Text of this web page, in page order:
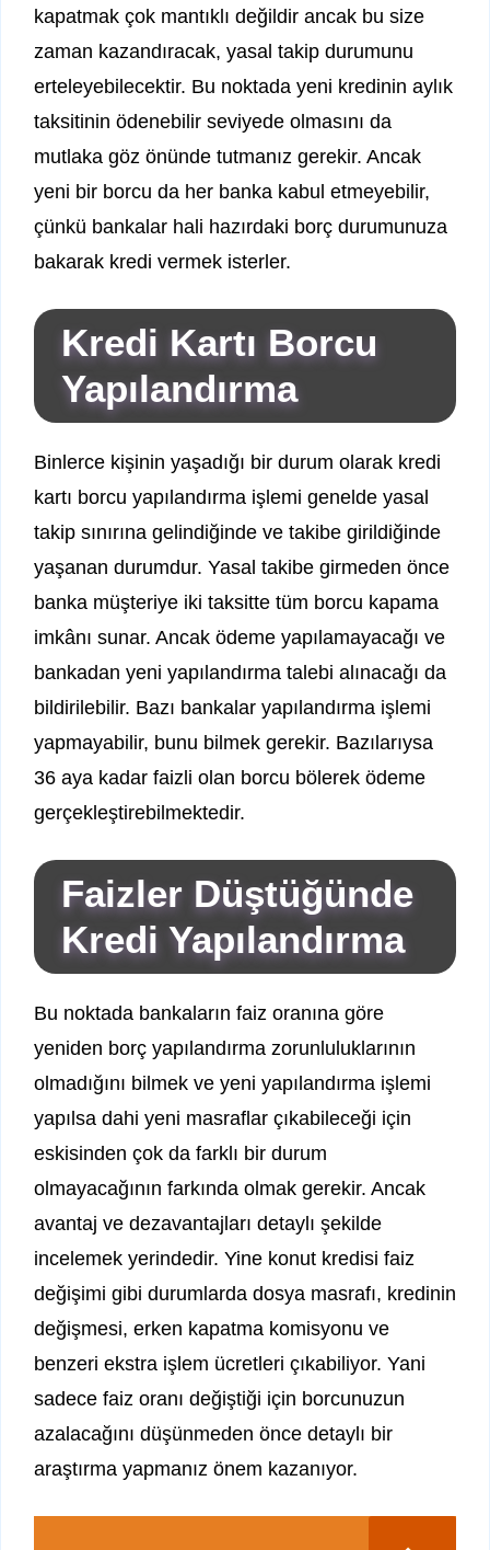
kapatmak çok mantıklı değildir ancak bu size
zaman kazandıracak, yasal takip durumunu
erteleyebilecektir. Bu noktada yeni kredinin aylık
taksitinin ödenebilir seviyede olmasını da
mutlaka göz önünde tutmanız gerekir. Ancak
yeni bir borcu da her banka kabul etmeyebilir,
çünkü bankalar hali hazırdaki borç durumunuza
bakarak kredi vermek isterler.
Kredi Kartı Borcu
Yapılandırma
Binlerce kişinin yaşadığı bir durum olarak kredi
kartı borcu yapılandırma işlemi genelde yasal
takip sınırına gelindiğinde ve takibe girildiğinde
yaşanan durumdur. Yasal takibe girmeden önce
banka müşteriye iki taksitte tüm borcu kapama
imkânı sunar. Ancak ödeme yapılamayacağı ve
bankadan yeni yapılandırma talebi alınacağı da
bildirilebilir. Bazı bankalar yapılandırma işlemi
yapmayabilir, bunu bilmek gerekir. Bazılarıysa
36 aya kadar faizli olan borcu bölerek ödeme
gerçekleştirebilmektedir.
Faizler Düştüğünde
Kredi Yapılandırma
Bu noktada bankaların faiz oranına göre
yeniden borç yapılandırma zorunluluklarının
olmadığını bilmek ve yeni yapılandırma işlemi
yapılsa dahi yeni masraflar çıkabileceği için
eskisinden çok da farklı bir durum
olmayacağının farkında olmak gerekir. Ancak
avantaj ve dezavantajları detaylı şekilde
incelemek yerindedir. Yine konut kredisi faiz
değişimi gibi durumlarda dosya masrafı, kredinin
değişmesi, erken kapatma komisyonu ve
benzeri ekstra işlem ücretleri çıkabiliyor. Yani
sadece faiz oranı değiştiği için borcunuzun
azalacağını düşünmeden önce detaylı bir
araştırma yapmanız önem kazanıyor.